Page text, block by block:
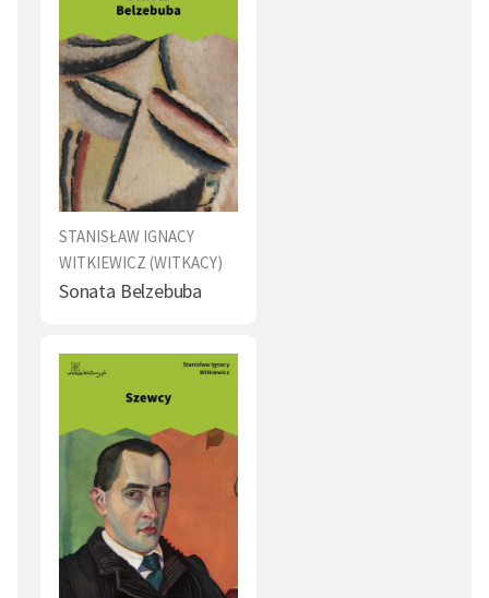
STANISŁAW IGNACY
WITKIEWICZ (WITKACY)
Sonata Belzebuba